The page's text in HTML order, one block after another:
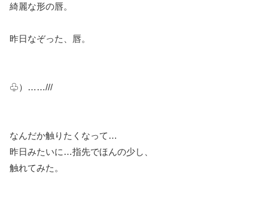
綺麗な形の唇。
昨日なぞった、唇。
♧）……///
なんだか触りたくなって…
昨日みたいに…指先でほんの少し、
触れてみた。